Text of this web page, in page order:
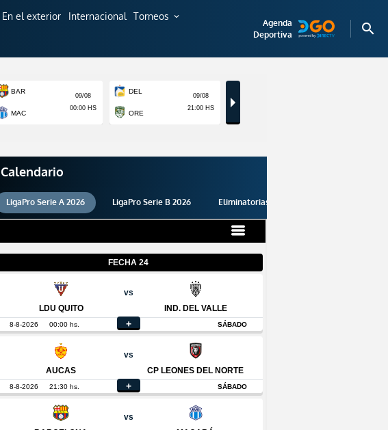
En el exterior Internacional Torneos expand_more
Agenda
Deportiva
search
Calendario
LigaPro Serie A 2026 LigaPro Serie B 2026 Eliminatorias 2026